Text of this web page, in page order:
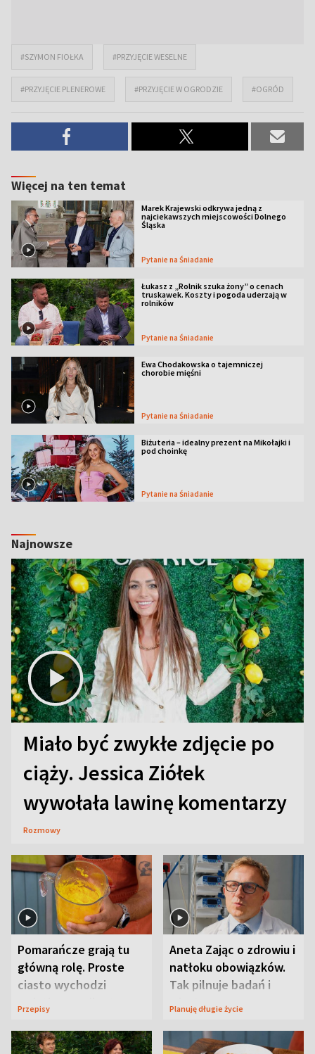
#SZYMON FIOŁKA #PRZYJĘCIE WESELNE
#PRZYJĘCIE PLENEROWE #PRZYJĘCIE W OGRODZIE #OGRÓD
Więcej na ten temat
Marek Krajewski odkrywa jedną z
najciekawszych miejscowości Dolnego
Śląska
Pytanie na Śniadanie
Łukasz z „Rolnik szuka żony” o cenach
truskawek. Koszty i pogoda uderzają w
rolników
Pytanie na Śniadanie
Ewa Chodakowska o tajemniczej
chorobie mięśni
Pytanie na Śniadanie
Biżuteria – idealny prezent na Mikołajki i
pod choinkę
Pytanie na Śniadanie
Najnowsze
Miało być zwykłe zdjęcie po
ciąży. Jessica Ziółek
wywołała lawinę komentarzy
Rozmowy
Pomarańcze grają tu
główną rolę. Proste
ciasto wychodzi
wyjątkowo wilgotne
Przepisy
Aneta Zając o zdrowiu i
natłoku obowiązków.
Tak pilnuje badań i
wizyt
Planuję długie życie